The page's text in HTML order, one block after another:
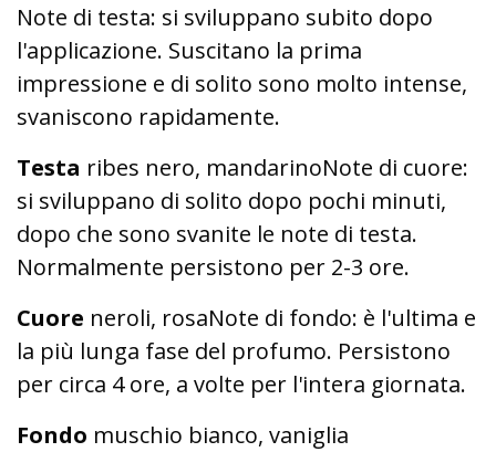
Note di testa: si sviluppano subito dopo
l'applicazione. Suscitano la prima
impressione e di solito sono molto intense,
svaniscono rapidamente.
Testa ribes nero, mandarinoNote di cuore:
si sviluppano di solito dopo pochi minuti,
dopo che sono svanite le note di testa.
Normalmente persistono per 2-3 ore.
Cuore neroli, rosaNote di fondo: è l'ultima e
la più lunga fase del profumo. Persistono
per circa 4 ore, a volte per l'intera giornata.
Fondo muschio bianco, vaniglia